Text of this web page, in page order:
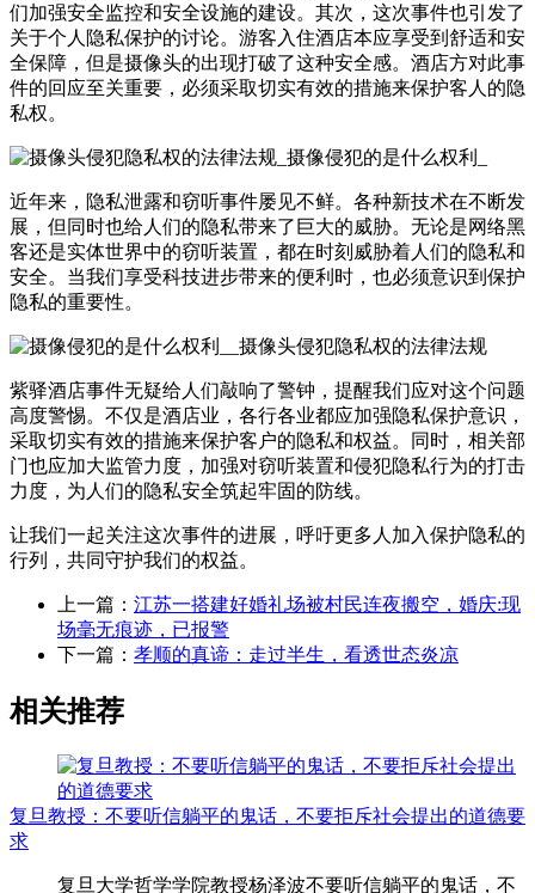
们加强安全监控和安全设施的建设。其次，这次事件也引发了
关于个人隐私保护的讨论。游客入住酒店本应享受到舒适和安
全保障，但是摄像头的出现打破了这种安全感。酒店方对此事
件的回应至关重要，必须采取切实有效的措施来保护客人的隐
私权。
近年来，隐私泄露和窃听事件屡见不鲜。各种新技术在不断发
展，但同时也给人们的隐私带来了巨大的威胁。无论是网络黑
客还是实体世界中的窃听装置，都在时刻威胁着人们的隐私和
安全。当我们享受科技进步带来的便利时，也必须意识到保护
隐私的重要性。
紫驿酒店事件无疑给人们敲响了警钟，提醒我们应对这个问题
高度警惕。不仅是酒店业，各行各业都应加强隐私保护意识，
采取切实有效的措施来保护客户的隐私和权益。同时，相关部
门也应加大监管力度，加强对窃听装置和侵犯隐私行为的打击
力度，为人们的隐私安全筑起牢固的防线。
让我们一起关注这次事件的进展，呼吁更多人加入保护隐私的
行列，共同守护我们的权益。
上一篇： 江苏一搭建好婚礼场被村民连夜搬空，婚庆:现
场毫无痕迹，已报警
下一篇： 孝顺的真谛：走过半生，看透世态炎凉
相关推荐
复旦教授：不要听信躺平的鬼话，不要拒斥社会提出的道德要
求
复旦大学哲学学院教授杨泽波不要听信躺平的鬼话，不